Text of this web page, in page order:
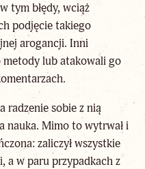
tym błędy, wciąż
podjęcie takiego
arogancji. Inni
metody lub atakowali go
radzenie sobie z nią
nauka. Mimo to wytrwał i
zaliczył wszystkie
a w paru przypadkach z